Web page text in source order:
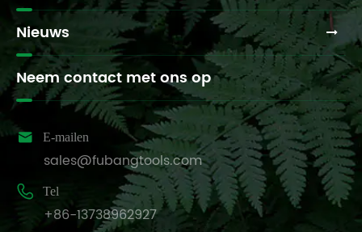
Nieuws
Neem contact met ons op
 E-mailen
sales@fubangtools.com
 Tel
+86-13738962927